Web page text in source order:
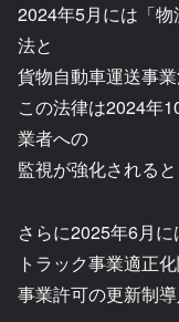
2024年5月には「
法と
貨物自動車運送事業
この法律は2024年
業者への
監視が強化される
さらに2025年6月
トラック事業適正
事業許可の更新制